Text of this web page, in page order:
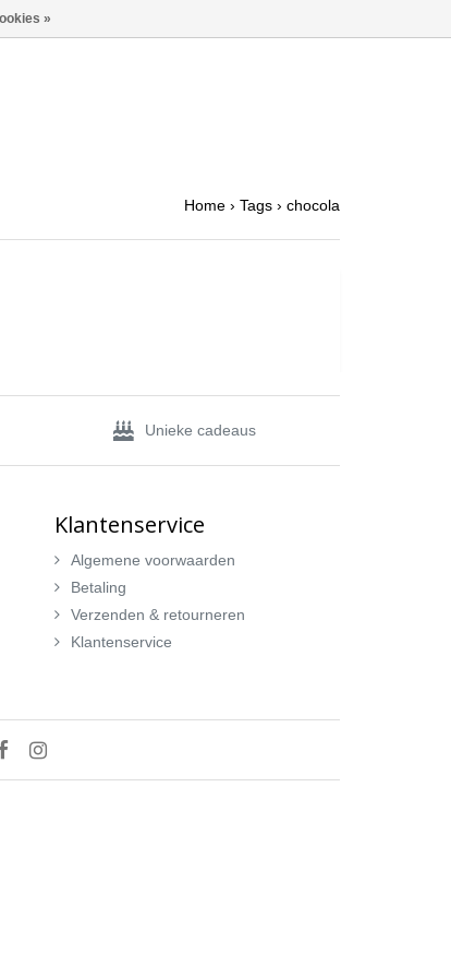
Home › Tags › chocola
Unieke cadeaus
Klantenservice
Algemene voorwaarden
Betaling
Verzenden & retourneren
Klantenservice
»